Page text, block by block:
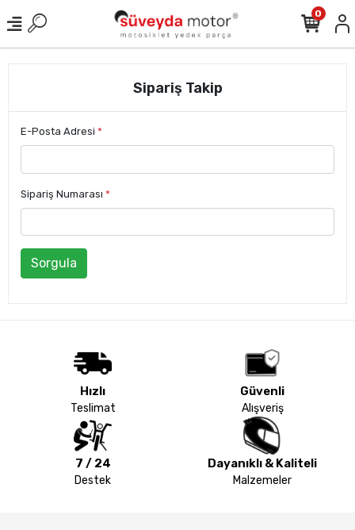
0
Sipariş Takip
E-Posta Adresi *
Sipariş Numarası *
Sorgula
Hızlı
Teslimat
Güvenli
Alışveriş
7 / 24
Destek
Dayanıklı & Kaliteli
Malzemeler